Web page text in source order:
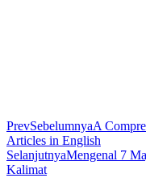
PrevSebelumnyaA
Articles in English
SelanjutnyaMengenal 7
Kalimat